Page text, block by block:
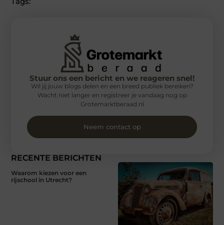
RECENTE BERICHTEN
Waarom kiezen voor een
rijschool in Utrecht?
Stuur ons een bericht en we reageren snel!
Wil jij jouw blogs delen en een breed publiek bereiken?
Wacht niet langer en registreer je vandaag nog op
Grotemarktberaad.nl
Neem contact op